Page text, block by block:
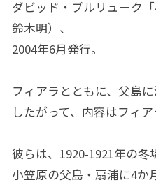
ダビッド・ブルリューク
鈴木明）、
2004年6月発行。
フィアラとともに、父島に
したがって、内容はフィア
彼らは、1920-1921年の冬
小笠原の父島・扇浦に4か